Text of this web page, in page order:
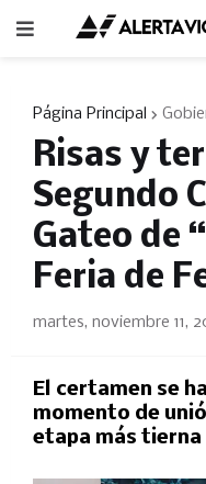
Página Principal
Risas y
Segundo
Gateo de
Feria de
martes, noviembre 11,
El certamen se
momento de
etapa más tierna